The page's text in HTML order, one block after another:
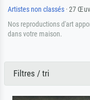
Artistes non classés · 27
Nos reproductions d'art
dans votre maison.
Filtres / tri